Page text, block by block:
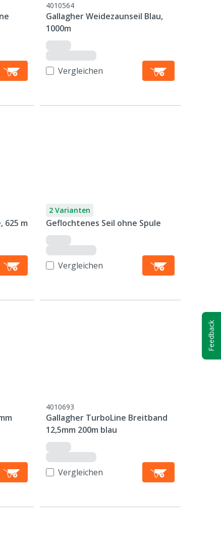
4010564
Gallagher Weidezaunseil Blau,
1000m
Vergleichen
625 m
2 Varianten
Geflochtenes Seil ohne Spule
Vergleichen
4010693
Gallagher TurboLine Breitband
12,5mm 200m blau
Vergleichen
Feedback